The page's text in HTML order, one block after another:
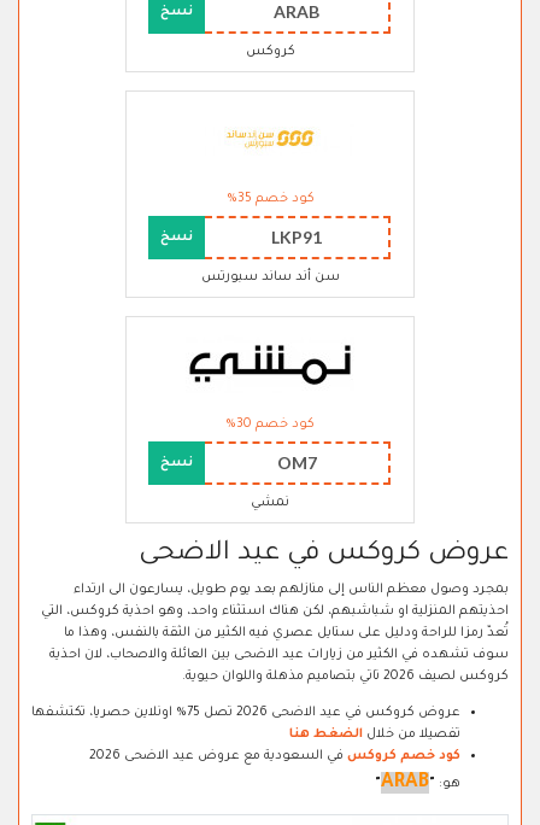
ARAB نسخ
كروكس
كود خصم 35%
LKP91 نسخ
سن أند ساند سبورتس
كود خصم 30%
OM7 نسخ
نمشي
عروض كروكس في عيد الاضحى
بمجرد وصول معظم الناس إلى منازلهم بعد يوم طويل، يسارعون الى ارتداء
احذيتهم المنزلية او شباشبهم، لكن هناك استثناء واحد، وهو احذية كروكس، التي
تُعدّ رمزا للراحة ودليل على ستايل عصري فيه الكثير من الثقة بالنفس، وهذا ما
سوف تشهده في الكثير من زيارات عيد الاضحى بين العائلة والاصحاب، لان احذية
كروكس لصيف 2026 تاتي بتصاميم مذهلة واللوان حيوية.
عروض كروكس في عيد الاضحى 2026 تصل 75% اونلاين حصريا، تكتشفها
تفصيلا من خلال الضغط هنا
كود خصم كروكس
في السعودية مع عروض عيد الاضحى 2026
هو: "
ARAB
"